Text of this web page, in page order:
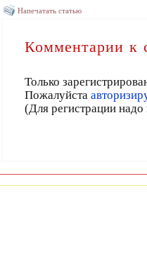
Напечатать статью
Комментарии к
Только
Пожалуйста
(Для регистрации